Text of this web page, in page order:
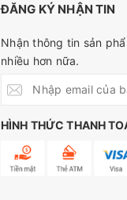
ĐĂNG KÝ NHẬN TIN
Nhận thông tin sản
nhiều hơn nữa.
HÌNH THỨC THANH